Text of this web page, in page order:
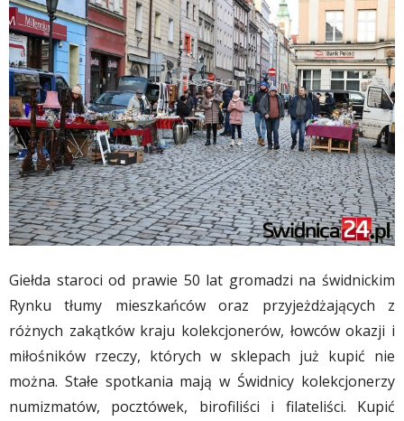
Giełda staroci od prawie 50 lat gromadzi na świdnickim
Rynku tłumy mieszkańców oraz przyjeżdżających z
różnych zakątków kraju kolekcjonerów, łowców okazji i
miłośników rzeczy, których w sklepach już kupić nie
można. Stałe spotkania mają w Świdnicy kolekcjonerzy
numizmatów, pocztówek, birofiliści i filateliści. Kupić